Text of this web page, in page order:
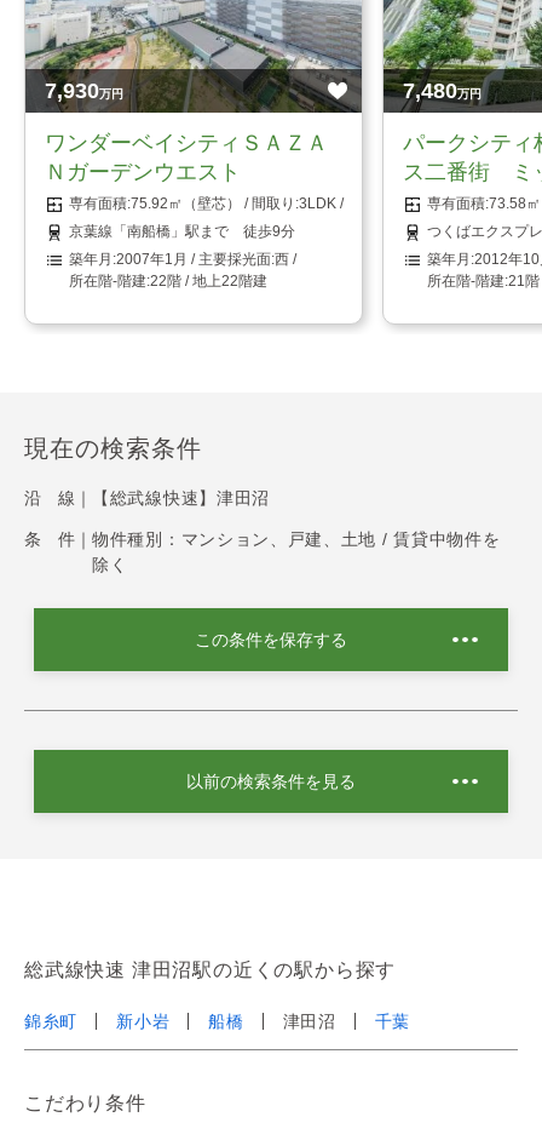
7,930万円
ワンダーベイシティＳＡＺＡ
Ｎガーデンウエスト
75.92㎡（壁芯）
3LDK
京葉線「南船橋」駅まで 徒歩9分
2007年1月
西
22階 / 地上22階建
7,480万円
パークシティ
ス二番街 ミ
73.58
つくばエクスプ
2012年10
21階
現在の検索条件
沿 線｜ 【総武線快速】津田沼
条 件｜ 物件種別：マンション、戸建、土地 / 賃貸中物件を
除く
この条件を保存する
以前の検索条件を見る
総武線快速 津田沼駅の近くの駅から探す
錦糸町 新小岩 船橋 津田沼 千葉
こだわり条件